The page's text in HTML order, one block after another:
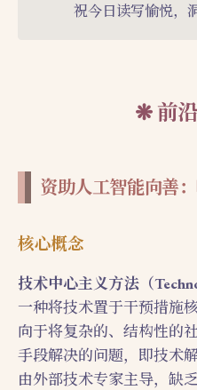
祝今日读写愉悦，
前
资助人工智能向善
核心概念
技术中心主义方法（
一种将技术置于干预措施
向于将复杂的、结构性的
手段解决的问题，即技术
由外部技术专家主导，缺